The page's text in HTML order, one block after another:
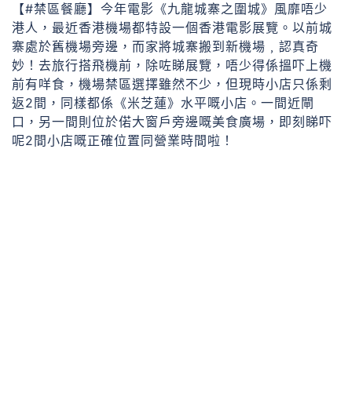
【#禁區餐廳】今年電影《九龍城寨之圍城》風靡唔少
港人，最近香港機場都特設一個香港電影展覽。以前城
寨處於舊機場旁邊，而家將城寨搬到新機場﹐認真奇
妙！去旅行搭飛機前，除咗睇展覽，唔少得係搵吓上機
前有咩食，機場禁區選擇雖然不少，但現時小店只係剩
返2間，同樣都係《米芝蓮》水平嘅小店。一間近閘
口，另一間則位於偌大窗戶旁邊嘅美食廣場，即刻睇吓
呢2間小店嘅正確位置同營業時間啦！